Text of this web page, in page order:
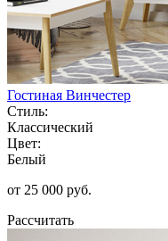
Гостиная Винчестер
Стиль:
Классический
Цвет:
Белый
от 25 000 руб.
Рассчитать